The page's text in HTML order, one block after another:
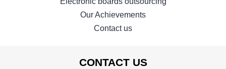
Our Achievements
Contact us
CONTACT US